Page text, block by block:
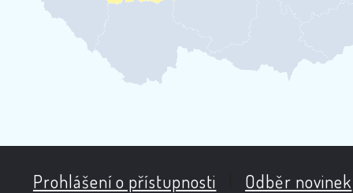
Prohlášení o přístupnosti Odběr novinek